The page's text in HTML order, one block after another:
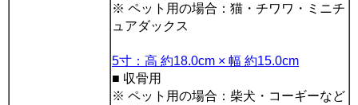
※ ペット用の場合：猫・チワワ・ミニチ
ュアダックス
5寸：高 約18.0cm × 幅 約15.0cm
■ 収骨用
※ ペット用の場合：柴犬・コーギーなど